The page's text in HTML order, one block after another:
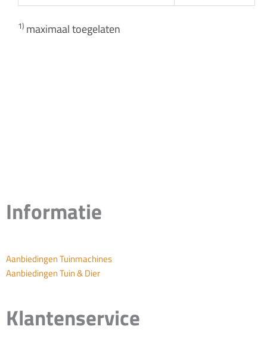
1) maximaal toegelaten
Informatie
Aanbiedingen Tuinmachines
Aanbiedingen Tuin & Dier
Klantenservice